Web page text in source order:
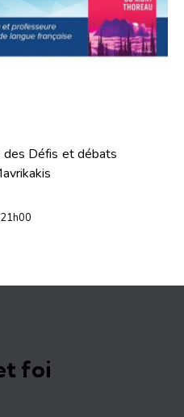
des Défis et débats
21h00
foi